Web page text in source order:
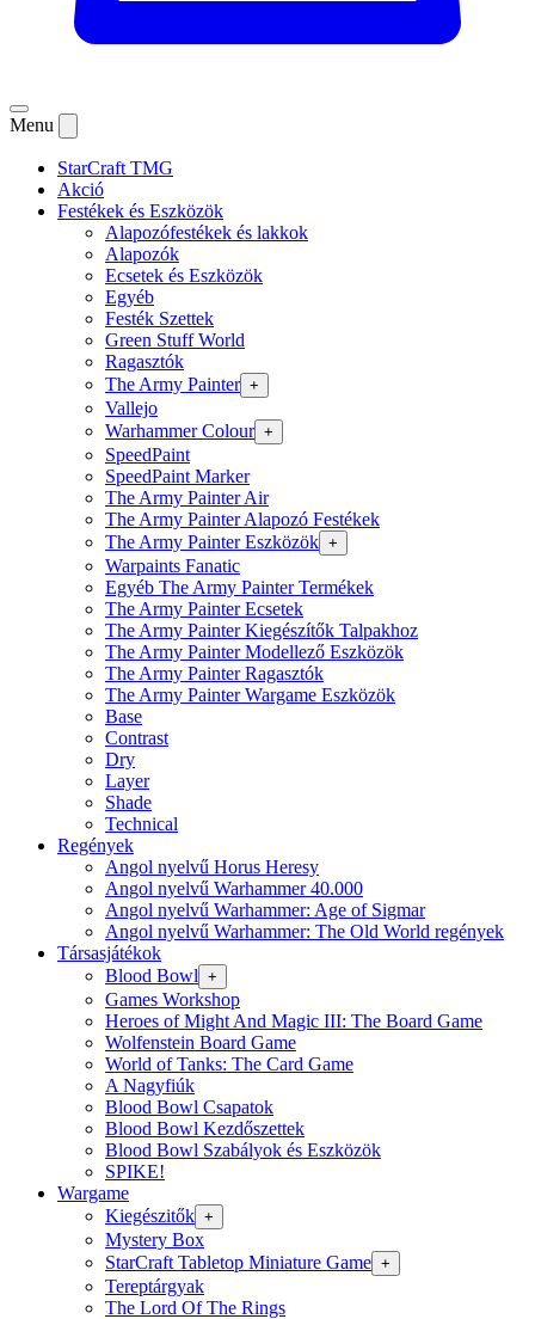
Menu
StarCraft TMG
Akció
Festékek és Eszközök
Alapozófestékek és lakkok
Alapozók
Ecsetek és Eszközök
Egyéb
Festék Szettek
Green Stuff World
Ragasztók
The Army Painter +
Vallejo
Warhammer Colour +
SpeedPaint
SpeedPaint Marker
The Army Painter Air
The Army Painter Alapozó Festékek
The Army Painter Eszközök +
Warpaints Fanatic
Egyéb The Army Painter Termékek
The Army Painter Ecsetek
The Army Painter Kiegészítők Talpakhoz
The Army Painter Modellező Eszközök
The Army Painter Ragasztók
The Army Painter Wargame Eszközök
Base
Contrast
Dry
Layer
Shade
Technical
Regények
Angol nyelvű Horus Heresy
Angol nyelvű Warhammer 40.000
Angol nyelvű Warhammer: Age of Sigmar
Angol nyelvű Warhammer: The Old World regények
Társasjátékok
Blood Bowl +
Games Workshop
Heroes of Might And Magic III: The Board Game
Wolfenstein Board Game
World of Tanks: The Card Game
A Nagyfiúk
Blood Bowl Csapatok
Blood Bowl Kezdőszettek
Blood Bowl Szabályok és Eszközök
SPIKE!
Wargame
Kiegészitők +
Mystery Box
StarCraft Tabletop Miniature Game +
Tereptárgyak
The Lord Of The Rings